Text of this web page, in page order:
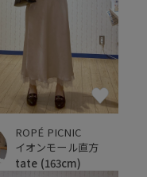
ROPÉ PICNIC
イオンモール直方
tate (163cm)